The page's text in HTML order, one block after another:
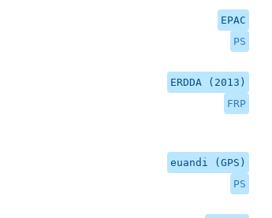
EPAC
PS
ERDDA (2013)
FRP
euandi (GPS)
PS